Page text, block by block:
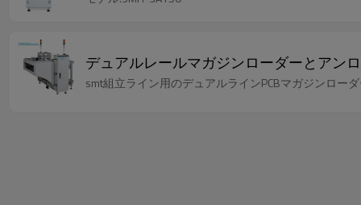
デュアルレールマガジンローダーとアン
smt組立ライン用のデュアルラインPCBマガジンロー